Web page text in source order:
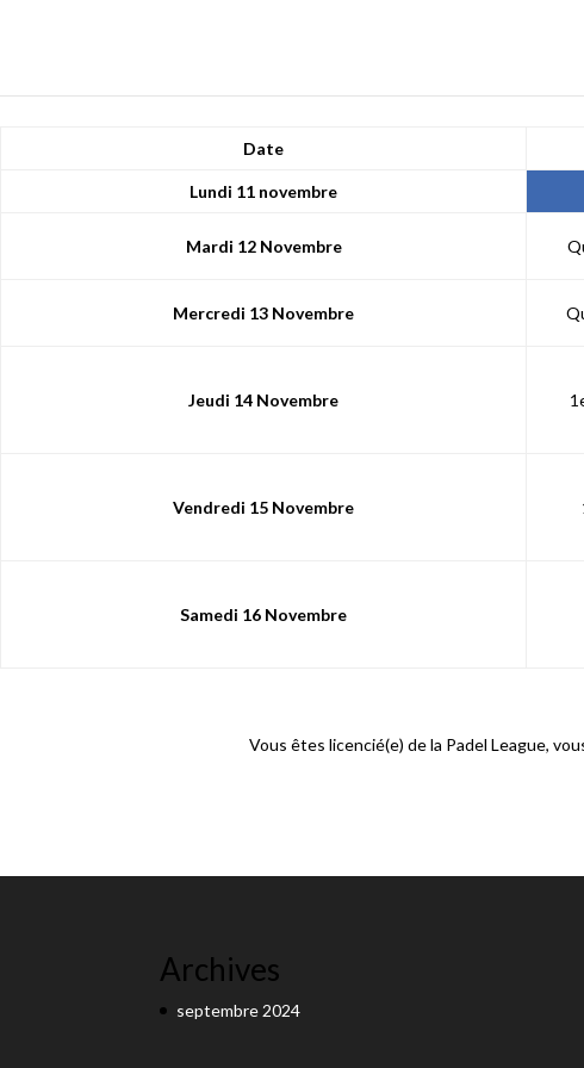
Date
Lundi 11 novembre
Mardi 12 Novembre
Mercredi 13 Novembre
Jeudi 14 Novembre
Vendredi 15 Novembre
Samedi 16 Novembre
Vous êtes licencié(e) de la Padel League,
Archives
septembre 2024